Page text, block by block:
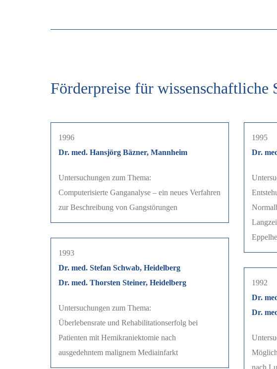
Förderpreise für wissenschaftliche
1996
Dr. med. Hansjörg Bäzner, Mannheim
Untersuchungen zum Thema:
Computerisierte Ganganalyse – ein neues Verfahren
zur Beschreibung von Gangstörungen
1993
Dr. med. Stefan Schwab, Heidelberg
Dr. med. Thorsten Steiner, Heidelberg
Untersuchungen zum Thema:
Überlebensrate und Rehabilitationserfolg bei
Patienten mit Hemikraniektomie nach
ausgedehntem malignem Mediainfarkt
1995
Dr.
1992
Dr.
Dr.
nach